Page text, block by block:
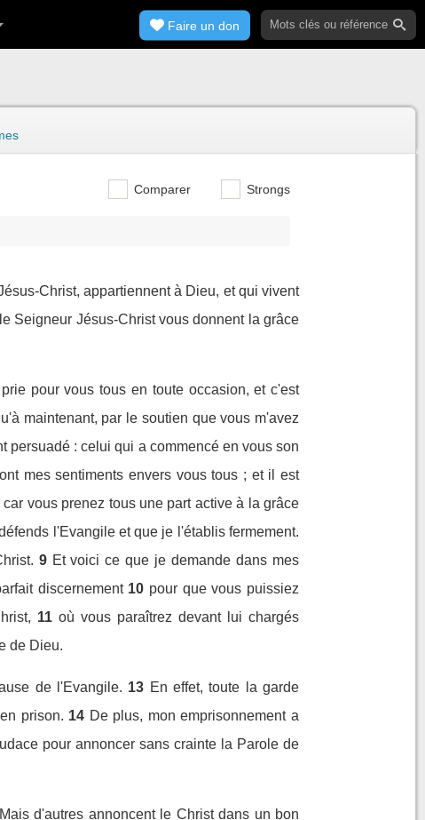
Faire un don
Comparer Strongs
Christ, appartiennent à Dieu, et qui vivent
Seigneur Jésus-Christ vous donnent la grâce
pour vous tous en toute occasion, et c'est
maintenant, par le soutien que vous m'avez
persuadé : celui qui a commencé en vous son
mes sentiments envers vous tous ; et il est
vous prenez tous une part active à la grâce
l'Evangile et que je l'établis fermement.
9 Et voici ce que je demande dans mes
discernement 10 pour que vous puissiez
11 où vous paraîtrez devant lui chargés
de Dieu.
de l'Evangile. 13 En effet, toute la garde
prison. 14 De plus, mon emprisonnement a
pour annoncer sans crainte la Parole de
d'autres annoncent le Christ dans un bon